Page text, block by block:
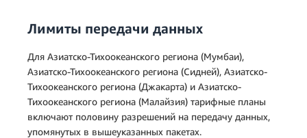
Лимиты передачи данных
Для Азиатско-Тихоокеанского региона (Мумбаи),
Азиатско-Тихоокеанского региона (Сидней), Азиатско-
Тихоокеанского региона (Джакарта) и Азиатско-
Тихоокеанского региона (Малайзия) тарифные планы
включают половину разрешений на передачу данных,
упомянутых в вышеуказанных пакетах.